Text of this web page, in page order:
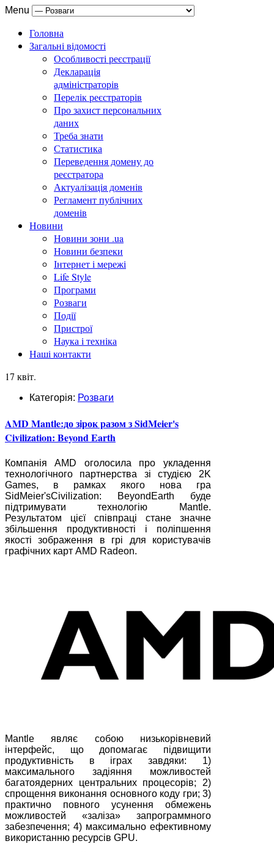
Menu
Головна
Загальні відомості
Особливості реєстрації
Декларація
адміністраторів
Перелік реєстраторів
Про захист персональних
даних
Треба знати
Статистика
Переведення домену до
реєстратора
Актуалізація доменів
Регламент публічних
доменів
Новини
Новини зони .ua
Новини безпеки
Інтернет і мережі
Life Style
Програми
Розваги
Події
Пристрої
Наука і техніка
Наші контакти
17 квіт.
Категорія: Розваги
AMD Mantle:до зірок разом з SidMeier's
Civilization: Beyond Earth
Компанія AMD оголосила про укладення
технологічного партнерства зі студією 2K
Games, в рамках якого нова гра
SidMeier'sCivilization: BeyondEarth буде
підтримувати технологію Mantle.
Результатом цієї співпраці стане значне
збільшення продуктивності і поліпшення
якості зображення в грі для користувачів
графічних карт AMD Radeon.
Mantle являє собою низькорівневий
інтерфейс, що допомагає підвищити
продуктивність в іграх завдяки: 1)
максимального задіяння можливостей
багатоядерних центральних процесорів; 2)
спрощення виконання основного коду гри; 3)
практично повного усунення обмежень
можливостей «заліза» запрограммного
забезпечення; 4) максимально ефективному
використанню ресурсів GPU.